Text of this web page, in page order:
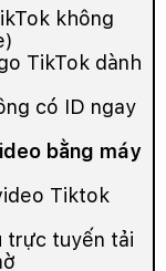
không
TikTok dành
có ID ngay
bằng máy
Tiktok
trực tuyến tải